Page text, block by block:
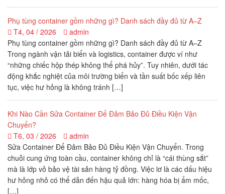
Phụ tùng container gồm những gì? Danh sách đầy đủ từ A–Z
T4, 04 / 2026
admin
Phụ tùng container gồm những gì? Danh sách đầy đủ từ A–Z
Trong ngành vận tải biển và logistics, container được ví như
“những chiếc hộp thép không thể phá hủy”. Tuy nhiên, dưới tác
động khắc nghiệt của môi trường biển và tần suất bốc xếp liên
tục, việc hư hỏng là không tránh […]
Khi Nào Cần Sửa Container Để Đảm Bảo Đủ Điều Kiện Vận
Chuyển?
T6, 03 / 2026
admin
Sửa Container Để Đảm Bảo Đủ Điều Kiện Vận Chuyển. Trong
chuỗi cung ứng toàn cầu, container không chỉ là “cái thùng sắt”
mà là lớp vỏ bảo vệ tài sản hàng tỷ đồng. Việc lơ là các dấu hiệu
hư hỏng nhỏ có thể dẫn đến hậu quả lớn: hàng hóa bị ẩm mốc,
[…]